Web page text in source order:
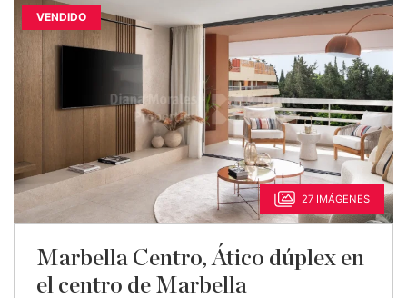
VENDIDO
27 IMÁGENES
Marbella Centro, Ático dúplex en
el centro de Marbella